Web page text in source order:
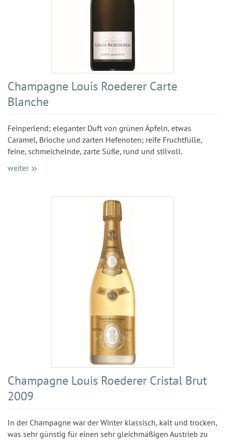
Champagne Louis Roederer Carte
Blanche
Feinperlend; eleganter Duft von grünen Äpfeln, etwas
Caramel, Brioche und zarten Hefenoten; reife Fruchtfülle,
feine, schmeichelnde, zarte Süße, rund und stilvoll.
weiter
Champagne Louis Roederer Cristal Brut
2009
In der Champagne war der Winter klassisch, kalt und trocken,
was sehr günstig für einen sehr gleichmäßigen Austrieb zu